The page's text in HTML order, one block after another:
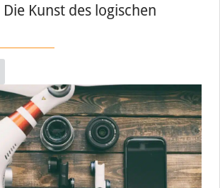
Die Kunst des logischen